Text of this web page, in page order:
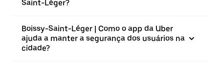
Saint-Léger?
Boissy-Saint-Léger | Como o app da Uber
ajuda a manter a segurança dos usuários na
cidade?